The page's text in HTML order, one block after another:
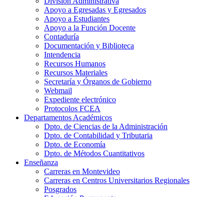
Apoyo a Egresadas y Egresados
Apoyo a Estudiantes
Apoyo a la Función Docente
Contaduría
Documentación y Biblioteca
Intendencia
Recursos Humanos
Recursos Materiales
Secretaría y Órganos de Gobierno
Webmail
Expediente electrónico
Protocolos FCEA
Departamentos Académicos
Dpto. de Ciencias de la Administración
Dpto. de Contabilidad y Tributaria
Dpto. de Economía
Dpto. de Métodos Cuantitativos
Enseñanza
Carreras en Montevideo
Carreras en Centros Universitarios Regionales
Posgrados